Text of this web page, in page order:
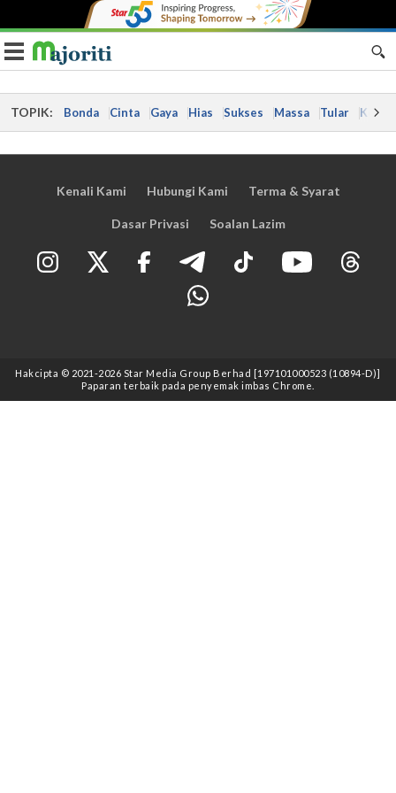
Toggle navigation
TOPIK: Bonda Cinta Gaya Hias Sukses Massa Tular Kes
Kenali Kami Hubungi Kami Terma & Syarat
Dasar Privasi Soalan Lazim
Hakcipta © 2021 -2026 Star Media Group Berhad [197101000523 (10894-D)]
Paparan terbaik pada penyemak imbas Chrome.